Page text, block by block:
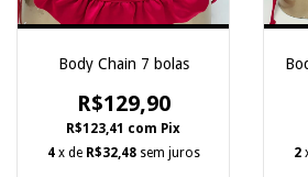
Body Chain 7 bolas
R$129,90
R$123,41 com Pix
4 x de R$32,48 sem juros
2